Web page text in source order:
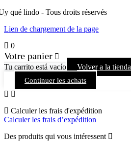
qué lindo - Tous droits réservés
Lien de chargement de la page
0
Votre panier
Tu carrito está vacío Volver a la tienda
Continuer les achats
Calculer les frais d'expédition
Calculer les frais d’expédition
Des produits qui vous intéressent